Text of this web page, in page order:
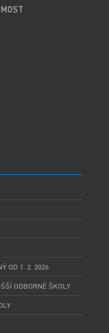
OD 1. 2. 2026
ODBORNÉ ŠKOLY